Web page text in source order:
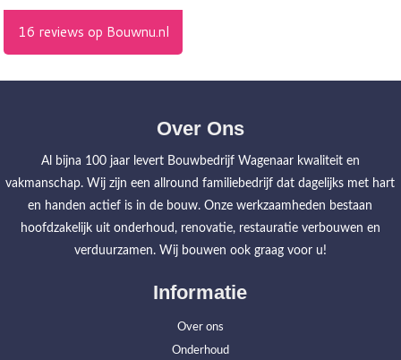
Over Ons
Al bijna 100 jaar levert Bouwbedrijf Wagenaar kwaliteit en
vakmanschap. Wij zijn een allround familiebedrijf dat dagelijks met hart
en handen actief is in de bouw. Onze werkzaamheden bestaan
hoofdzakelijk uit onderhoud, renovatie, restauratie verbouwen en
verduurzamen. Wij bouwen ook graag voor u!
Informatie
Over ons
Onderhoud